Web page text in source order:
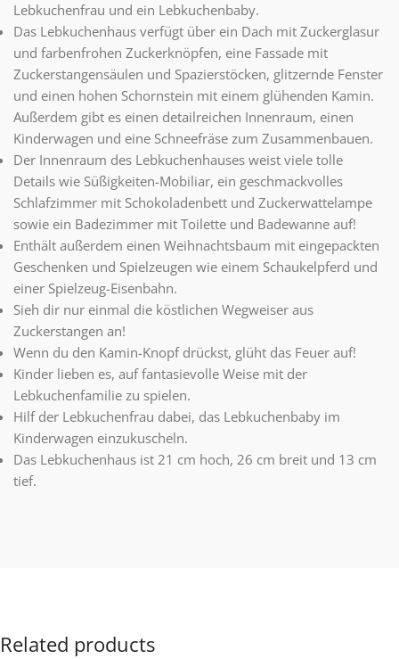
Lebkuchenfrau und ein Lebkuchenbaby.
Das Lebkuchenhaus verfügt über ein Dach mit Zuckerglasur
und farbenfrohen Zuckerknöpfen, eine Fassade mit
Zuckerstangensäulen und Spazierstöcken, glitzernde Fenster
und einen hohen Schornstein mit einem glühenden Kamin.
Außerdem gibt es einen detailreichen Innenraum, einen
Kinderwagen und eine Schneefräse zum Zusammenbauen.
Der Innenraum des Lebkuchenhauses weist viele tolle
Details wie Süßigkeiten-Mobiliar, ein geschmackvolles
Schlafzimmer mit Schokoladenbett und Zuckerwattelampe
sowie ein Badezimmer mit Toilette und Badewanne auf!
Enthält außerdem einen Weihnachtsbaum mit eingepackten
Geschenken und Spielzeugen wie einem Schaukelpferd und
einer Spielzeug-Eisenbahn.
Sieh dir nur einmal die köstlichen Wegweiser aus
Zuckerstangen an!
Wenn du den Kamin-Knopf drückst, glüht das Feuer auf!
Kinder lieben es, auf fantasievolle Weise mit der
Lebkuchenfamilie zu spielen.
Hilf der Lebkuchenfrau dabei, das Lebkuchenbaby im
Kinderwagen einzukuscheln.
Das Lebkuchenhaus ist 21 cm hoch, 26 cm breit und 13 cm
tief.
Related products